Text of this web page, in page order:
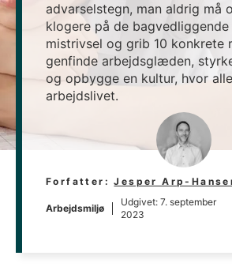
advarselstegn, man aldrig må
klogere på de
mistrivsel og grib 10 konkrete
genfinde arbejdsglæden,
og opbygge en kultur, hvor
arbejdslivet.
Forfatter:Jesper Arp-
Arbejdsmiljø
Udgivet: 7. september
2023